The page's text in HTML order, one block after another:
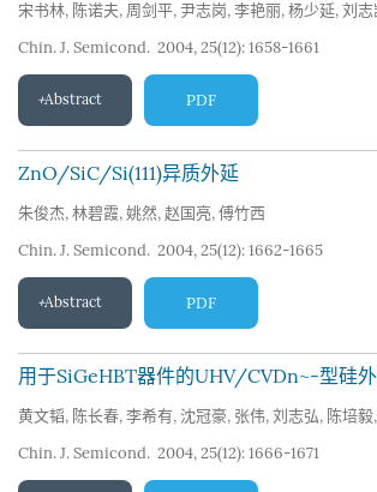
宋书林, 陈诺夫, 周剑平, 尹志岗, 李艳丽, 杨少延, 刘志
Chin. J. Semicond. 2004, 25(12): 1658-1661
Abstract PDF
ZnO/SiC/Si(111)异质外延
朱俊杰, 林碧霞, 姚然, 赵国亮, 傅竹西
Chin. J. Semicond. 2004, 25(12): 1662-1665
Abstract PDF
用于SiGeHBT器件的UHV/CVDn~-型硅
黄文韬, 陈长春, 李希有, 沈冠豪, 张伟, 刘志弘, 陈培毅,
Chin. J. Semicond. 2004, 25(12): 1666-1671